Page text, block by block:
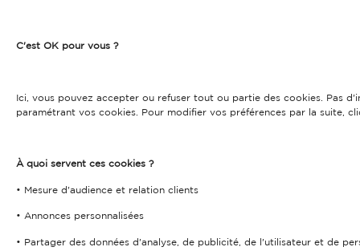
C'est OK pour vous ?
Ici, vous pouvez accepter ou refuser tout ou partie des cookies. Pas
paramétrant vos cookies. Pour modifier vos préférences par la suite,
À quoi servent ces cookies ?
• Mesure d'audience et relation clients
• Annonces personnalisées
• Partager des données d'analyse, de publicité, de l'utilisateur et de